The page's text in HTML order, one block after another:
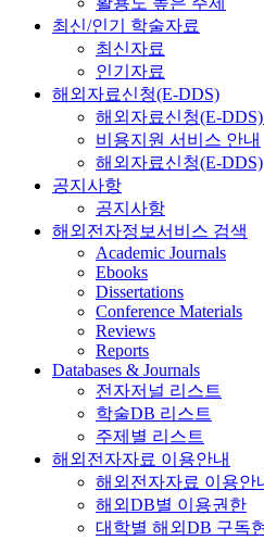
최신/인기 학술자료
최신자료
인기자료
해외자료신청(E-DDS)
해외자료신청(E-
비용지원 서비스 안내
해외자료신청(E-DDS)
공지사항
공지사항
해외전자정보서비스 검색
Academic Journals
Ebooks
Dissertations
Conference Materials
Reviews
Reports
Databases & Journals
전자저널 리스트
학술DB 리스트
주제별 리스트
해외전자자료 이용안내
해외전자자료 이용안
해외DB별 이용권한
대학별 해외DB 구독